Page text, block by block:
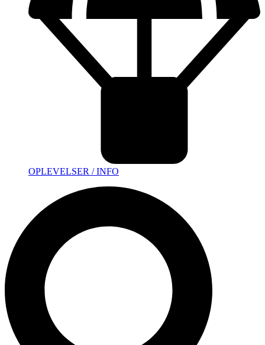
OPLEVELSER / INFO